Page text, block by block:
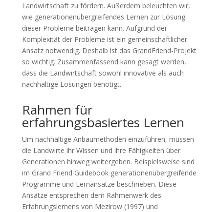
Landwirtschaft zu fördern. Außerdem beleuchten wir,
wie generationenübergreifendes Lernen zur Lösung
dieser Probleme beitragen kann. Aufgrund der
Komplexität der Probleme ist ein gemeinschaftlicher
Ansatz notwendig. Deshalb ist das GrandFriend-Projekt
so wichtig. Zusammenfassend kann gesagt werden,
dass die Landwirtschaft sowohl innovative als auch
nachhaltige Lösungen benötigt.
Rahmen für
erfahrungsbasiertes Lernen
Um nachhaltige Anbaumethoden einzuführen, müssen
die Landwirte ihr Wissen und ihre Fähigkeiten über
Generationen hinweg weitergeben. Beispielsweise sind
im Grand Friend Guidebook generationenübergreifende
Programme und Lernansätze beschrieben. Diese
Ansätze entsprechen dem Rahmenwerk des
Erfahrungslernens von Mezirow (1997) und